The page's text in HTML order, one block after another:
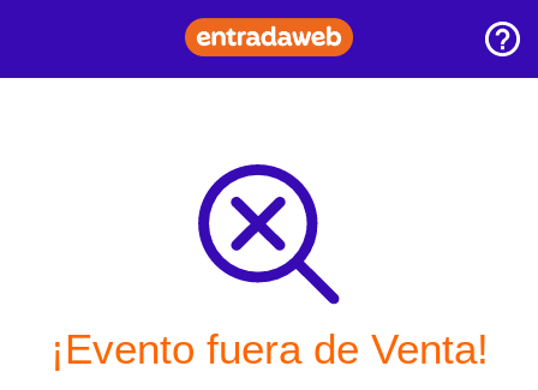
¡Evento fuera de Venta!